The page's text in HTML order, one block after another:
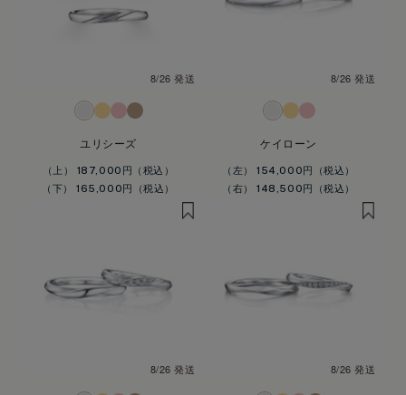
8/26 発送
ユリシーズ
（上） 187,000円
（下） 165,000円
8/26 発送
ケイローン
（左） 154,000円
（右） 148,500円
8/26 発送 8/26 発送